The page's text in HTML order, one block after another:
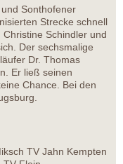
Sonthofener
Strecke schnell
Schindler und
Der sechsmalige
Dr. Thomas
Er ließ seinen
Chance. Bei den
TV Jahn Kempten